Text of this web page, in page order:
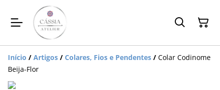
Início / Artigos / Colares, Fios e Pendentes / Colar Codinome
Beija-Flor